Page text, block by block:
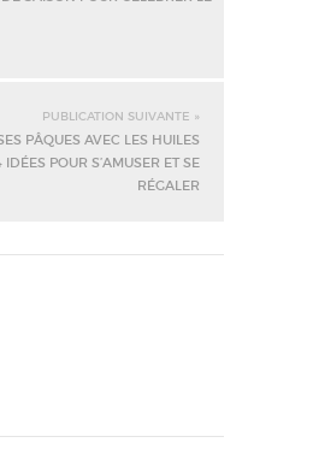
PUBLICATION SUIVANTE »
PÂQUES AVEC LES HUILES
IDÉES POUR S’AMUSER ET SE
RÉGALER